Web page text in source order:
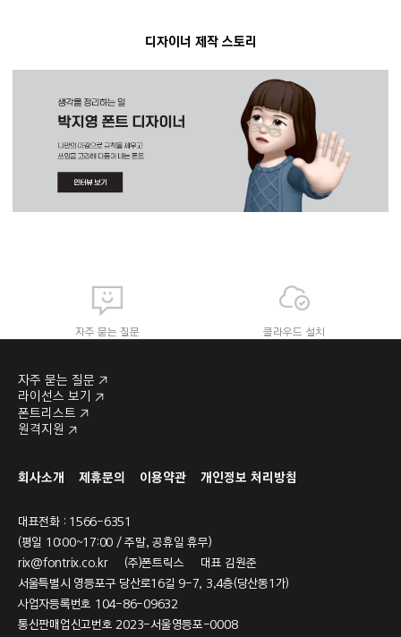
디자이너 제작 스토리
자주 묻는 질문 클라우드 설치
라이선스 보기
자주 묻는 질문
라이선스 보기
폰트리스트
원격지원
회사소개 제휴문의 이용약관 개인정보 처리방침
대표전화 : 1566-6351
(평일 10:00~17:00 / 주말, 공휴일 휴무)
rix@fontrix.co.kr(주)폰트릭스 대표 김원준
서울특별시 영등포구 당산로16길 9-7, 3,4층(당산동1가)
사업자등록번호 104-86-09632
통신판매업신고번호 2023-서울영등포-0008